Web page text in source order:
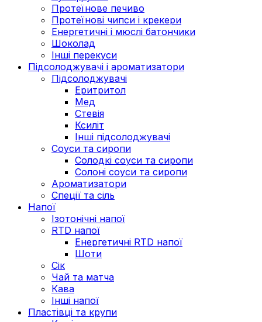
Протеїнове печиво
Протеїнові чипси і крекери
Енергетичні і мюслі батончики
Шоколад
Інші перекуси
Підсолоджувачі і ароматизатори
Підсолоджувачі
Еритритол
Мед
Стевія
Ксиліт
Інші підсолоджувачі
Соуси та сиропи
Солодкі соуси та сиропи
Солоні соуси та сиропи
Ароматизатори
Спеції та сіль
Напої
Ізотонічні напої
RTD напої
Енергетичні RTD напої
Шоти
Сік
Чай та матча
Кава
Інші напої
Пластівці та крупи